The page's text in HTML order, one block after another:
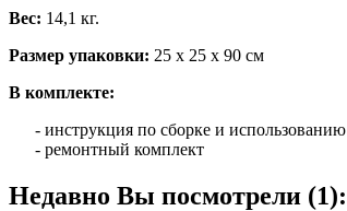
Вес: 14,1 кг.
Размер упаковки: 25 х 25 х 90 см
В комплекте:
- инструкция по сборке и использованию
- ремонтный комплект
Недавно Вы посмотрели (1):